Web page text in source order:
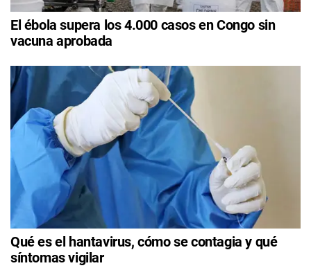
El ébola supera los 4.000 casos en Congo sin
vacuna aprobada
Qué es el hantavirus, cómo se contagia y qué
síntomas vigilar